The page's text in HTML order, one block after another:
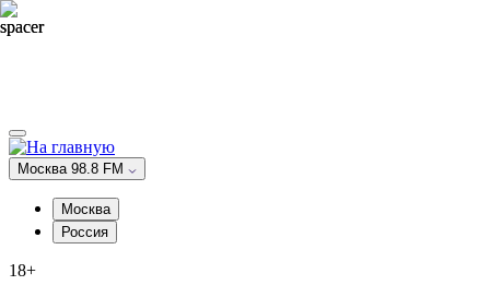
Москва 98.8 FM
Москва
Россия
18+